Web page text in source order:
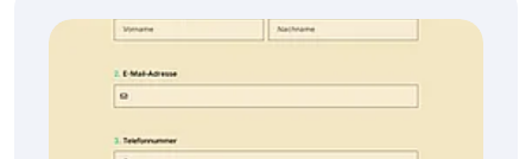
werden.